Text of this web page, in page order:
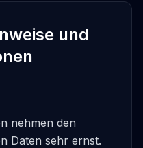
und
nehmen den
Daten sehr ernst.